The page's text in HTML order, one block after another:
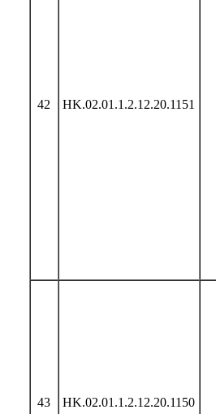
42 HK.02.01.1.2.12.20.1151
43 HK.02.01.1.2.12.20.1150